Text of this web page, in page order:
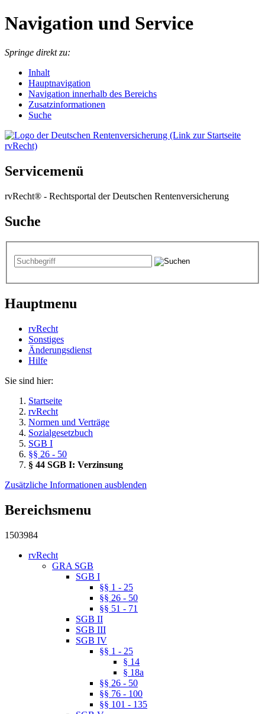
Navigation und Service
Springe direkt zu:
Inhalt
Hauptnavigation
Navigation innerhalb des Bereichs
Zusatzinformationen
Suche
Servicemenü
rvRecht® - Rechtsportal der Deutschen Rentenversicherung
Suche
Hauptmenu
rvRecht
Sonstiges
Änderungsdienst
Hil­fe
Sie sind hier:
Startseite
rvRecht
Normen und Verträge
Sozialgesetzbuch
SGB I
§§ 26 - 50
§ 44 SGB I: Verzinsung
Zusätzliche Informationen ausblenden
Bereichsmenu
1503984
rvRecht
GRA SGB
SGB I
§§ 1 - 25
§§ 26 - 50
§§ 51 - 71
SGB II
SGB III
SGB IV
§§ 1 - 25
§ 14
§ 18a
§§ 26 - 50
§§ 76 - 100
§§ 101 - 135